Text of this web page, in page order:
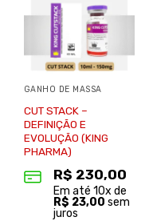
Adicionar
à lista de
desejos
GANHO DE MASSA
CUT STACK –
DEFINIÇÃO E
EVOLUÇÃO (KING
PHARMA)
R$ 230,00
Em até 10x de
R$ 23,00 sem
juros